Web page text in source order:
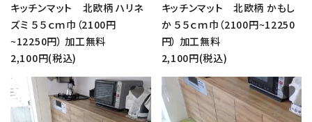
キッチンマット 北欧柄 ハリネ
ズミ ５５ｃｍ巾（2100円
~12250円） 加工無料
2,100円(税込)
キッチンマット 北欧柄 かもし
か ５５ｃｍ巾（2100円~12250
円） 加工無料
2,100円(税込)
favorite favorite